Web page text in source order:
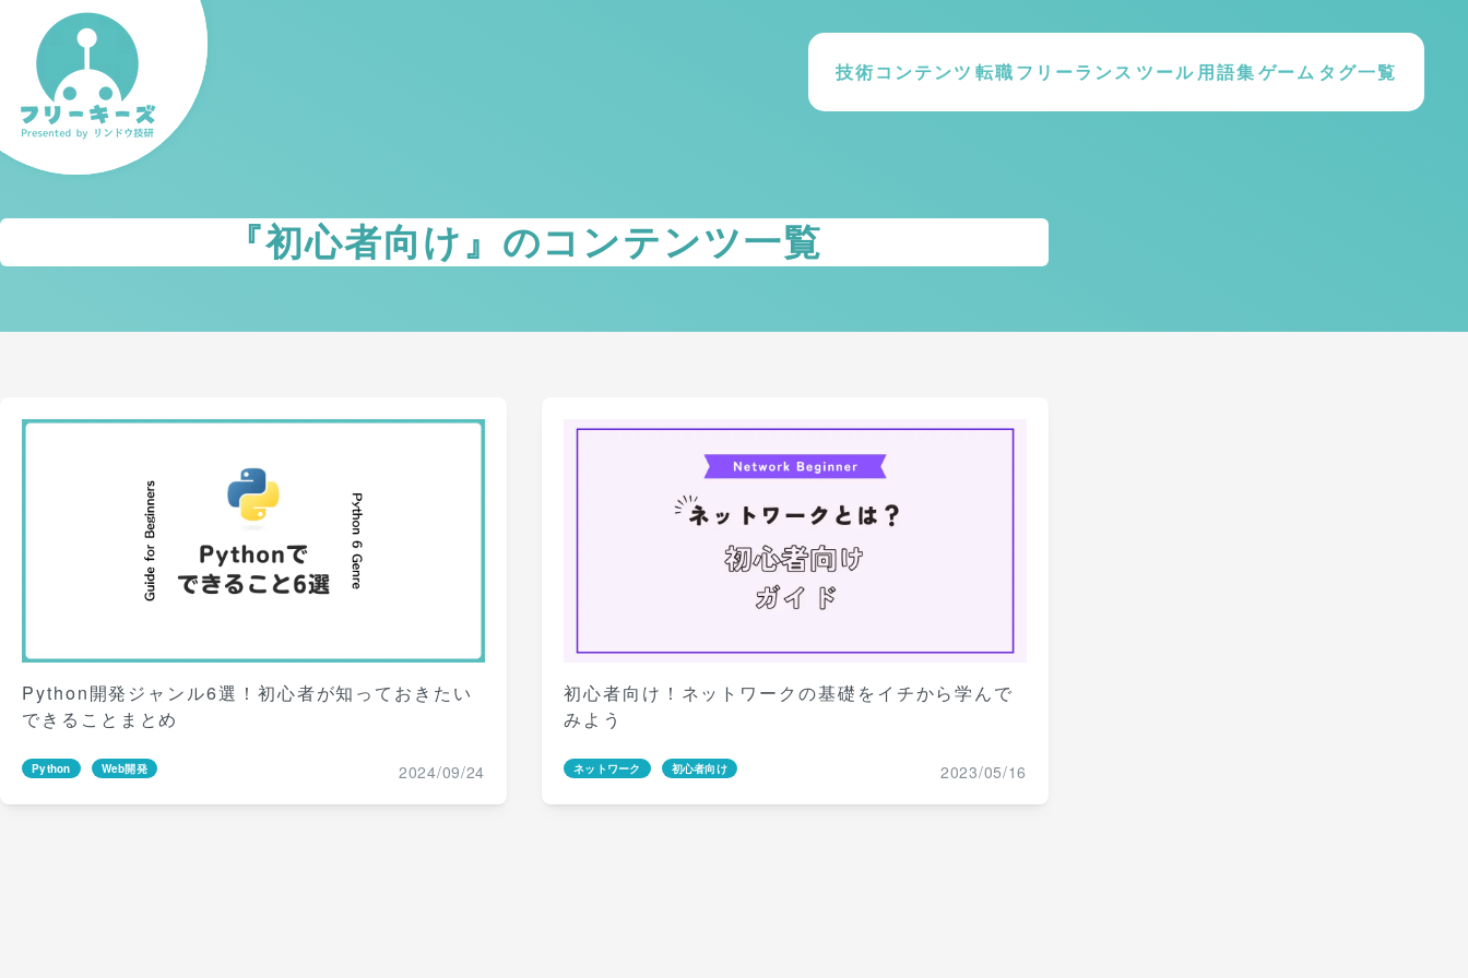
技術コンテンツ 転職フリーランス ツール用語集ゲーム タグ一覧
『初心者向け』のコンテンツ一覧
Python開発ジャンル6選！初心者が知っておきたい
できることまとめ
Python Web開発 2024/09/24
初心者向け！ネットワークの基礎をイチから学んで
みよう
ネットワーク 初心者向け 2023/05/16